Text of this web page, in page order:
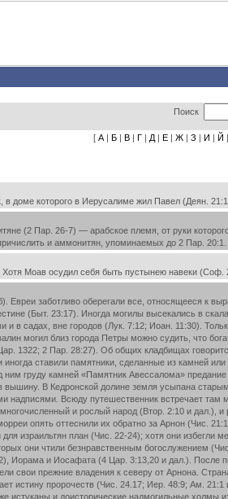
Поиск
[ А | Б | В | Г | Д | Е | Ж | З | И | Й |
в доме которого в Иерусалиме жил Павел (Деян.
(2 Пар. 26-7) — арабское племя, от руки
и аммонитян, упоминаемых до 2 Пар. 20:1.
Моав осудил себя быть пустынею навеки (Соф.
Евреи заботливо оберегали все, относящееся к
(Быт. 23:17). Иногда могилы высекались в
и в садах, вне городов (Лук. 7:12; Иоан. 11:30).
могил близ города Петры можно судить, что
1322; 2 Пар. 28:27). Об общих кладбищах
ставили памятники, сделанные из камней
груду камней «Памятник Авессалома»
В Кедронской долине земля усыпана
надписями. Всюду путешественник встречает
и рослый народ (Втор. 2:10 и дал.),
опять оттеснили их обратно за Арнон (Чис.
израильтян план (Чис. 22-24); хотя они избегли
они чтили безнравственным богослужением
Иорама и Иосафата (4 Цар. 3:13,20 и дал.). После
свои прежние владения к северу от Арнона.
истину пророчеств (Чис. 24.17; Иер. 48:9; Ам.
истуканы и доисторические надмогильные холмы